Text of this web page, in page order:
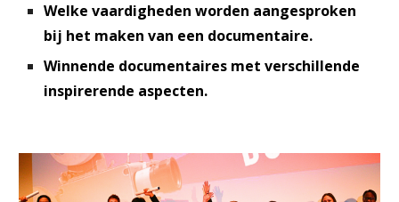
Welke vaardigheden worden aangesproken
bij het maken van een documentaire.
Winnende documentaires met verschillende
inspirerende aspecten.